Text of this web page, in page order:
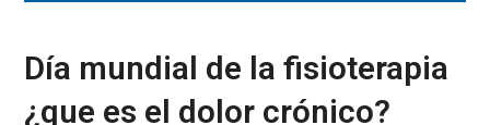
Día mundial de la fisioterapia
¿que es el dolor crónico?